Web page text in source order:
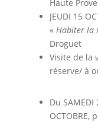
Haute
JEUDI 15
« Habiter la
Droguet
Visite de la
réserve/ à
Du SAMEDI
OCTOBRE,